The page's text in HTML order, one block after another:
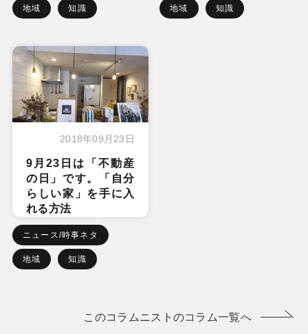
地域 知識 地域 知識
2018年09月23日
9月23日は「不動産
の日」です。「自分
らしい家」を手に入
れる方法
ニュース/時事ネタ
地域 知識
このコラムニストのコラム一覧へ